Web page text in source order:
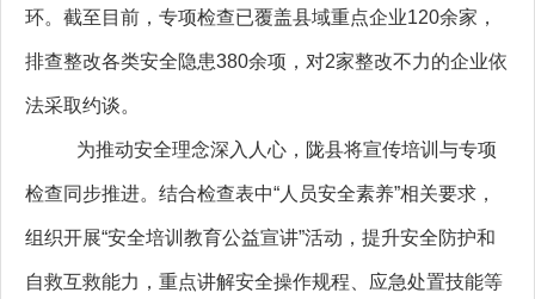
环。截至目前，专项检查已覆盖县域重点企业120余家，
排查整改各类安全隐患380余项，对2家整改不力的企业依
法采取约谈。
为推动安全理念深入人心，陇县将宣传培训与专项
检查同步推进。结合检查表中“人员安全素养”相关要求，
组织开展“安全培训教育公益宣讲”活动，提升安全防护和
自救互救能力，重点讲解安全操作规程、应急处置技能等